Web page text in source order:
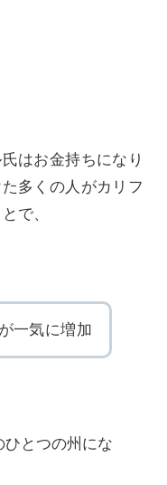
はお金持ちになり
多くの人がカリフ
で、
一気に増加
ひとつの州にな